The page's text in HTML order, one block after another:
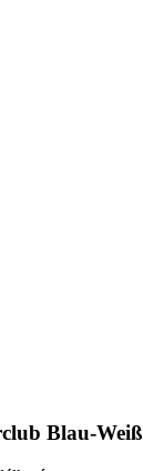
Blau-Weiß